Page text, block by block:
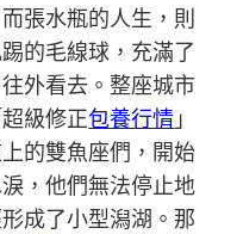
張水瓶的人生，則
的毛線球，充滿了
外看去。整座城市
級修正包養行情 」
的雙魚座們，開始
，他們無法停止地
成了小型潟湖。那